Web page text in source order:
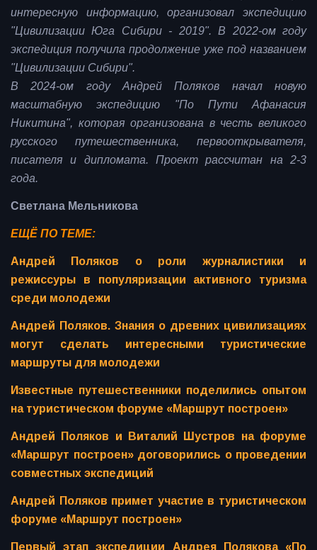
интересную информацию, организовал экспедицию
"Цивилизации Юга Сибири - 2019". В 2022-ом году
экспедиция получила продолжение уже под названием
"Цивилизации Сибири".
В 2024-ом году Андрей Поляков начал новую
масштабную экспедицию "По Пути Афанасия
Никитина", которая организована в честь великого
русского путешественника, первооткрывателя,
писателя и дипломата. Проект рассчитан на 2-3
года.
Светлана Мельникова
ЕЩЁ ПО ТЕМЕ:
Андрей Поляков о роли журналистики и
режиссуры в популяризации активного туризма
среди молодежи
Андрей Поляков. Знания о древних цивилизациях
могут сделать интересными туристические
маршруты для молодежи
Известные путешественники поделились опытом
на туристическом форуме «Маршрут построен»
Андрей Поляков и Виталий Шустров на форуме
«Маршрут построен» договорились о проведении
совместных экспедиций
Андрей Поляков примет участие в туристическом
форуме «Маршрут построен»
Первый этап экспедиции Андрея Полякова «По